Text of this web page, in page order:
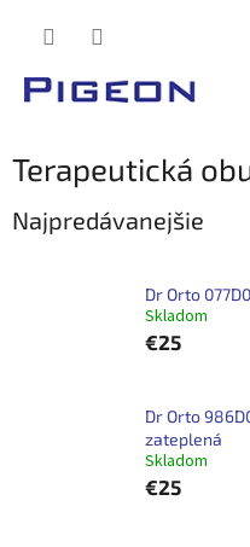
Terapeutická
Najpredávanejšie
Dr Orto
Skladom
€25
Dr Orto
zateplená
Skladom
€25